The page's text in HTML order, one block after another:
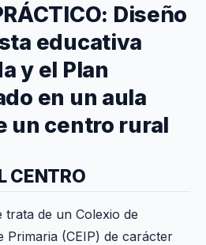
Diseño
educativa
y el Plan
en un aula
un centro rural
CENTRO
trata de un Colexio de
Primaria (CEIP) de carácter